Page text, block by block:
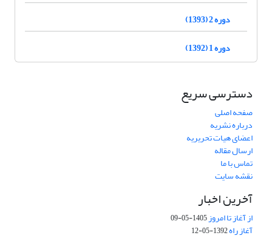
دوره 2 (1393)
دوره 1 (1392)
دسترسی سریع
صفحه اصلی
درباره نشریه
اعضای هیات تحریریه
ارسال مقاله
تماس با ما
نقشه سایت
آخرین اخبار
از آغاز تا امروز1405-05-09
آغاز راه1392-05-12